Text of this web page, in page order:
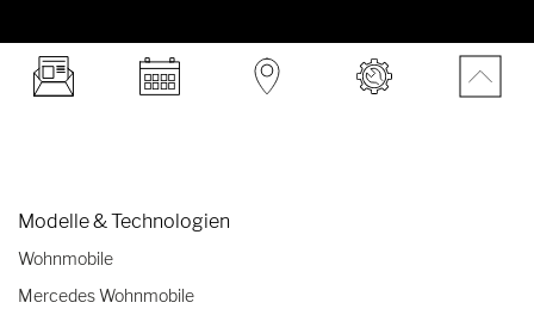
Modelle & Technologien
Wohnmobile
Mercedes Wohnmobile